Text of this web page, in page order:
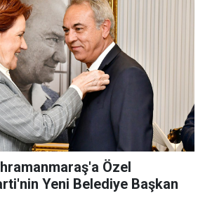
Özel
Yeni Belediye Başkan